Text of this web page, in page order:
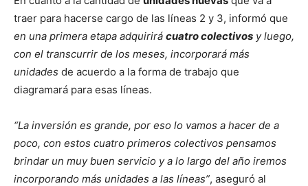
traer para hacerse cargo de las líneas 2 y 3, informó que
en una primera etapa adquirirá cuatro colectivos y luego,
con el transcurrir de los meses, incorporará más
unidades de acuerdo a la forma de trabajo que
diagramará para esas líneas.
“La inversión es grande, por eso lo vamos a hacer de a
poco, con estos cuatro primeros colectivos pensamos
brindar un muy buen servicio y a lo largo del año iremos
incorporando más unidades a las líneas”, aseguró al